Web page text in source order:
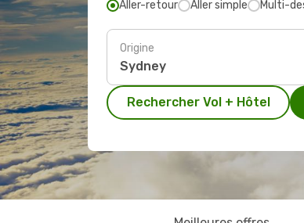
Aller-retour Aller simple Multi-
Origine
Rechercher Vol + Hôtel